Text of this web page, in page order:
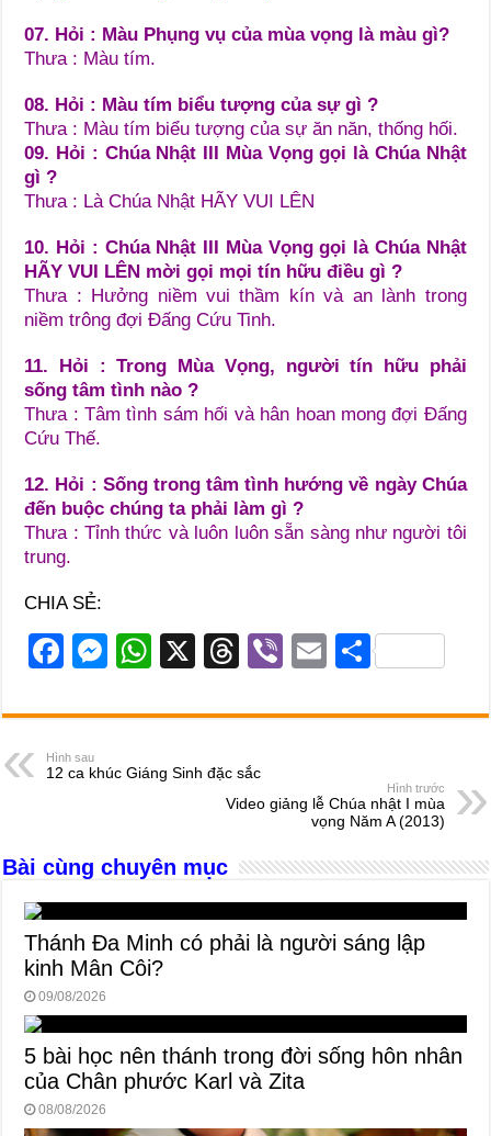
07. Hỏi : Màu Phụng vụ của mùa vọng là màu gì?
Thưa : Màu tím.
08. Hỏi : Màu tím biểu tượng của sự gì ?
Thưa : Màu tím biểu tượng của sự ăn năn, thống hối.
09. Hỏi : Chúa Nhật III Mùa Vọng gọi là Chúa Nhật
gì ?
Thưa : Là Chúa Nhật HÃY VUI LÊN
10. Hỏi : Chúa Nhật III Mùa Vọng gọi là Chúa Nhật
HÃY VUI LÊN mời gọi mọi tín hữu điều gì ?
Thưa : Hưởng niềm vui thầm kín và an lành trong
niềm trông đợi Đấng Cứu Tinh.
11. Hỏi : Trong Mùa Vọng, người tín hữu phải
sống tâm tình nào ?
Thưa : Tâm tình sám hối và hân hoan mong đợi Đấng
Cứu Thế.
12. Hỏi : Sống trong tâm tình hướng về ngày Chúa
đến buộc chúng ta phải làm gì ?
Thưa : Tỉnh thức và luôn luôn sẵn sàng như người tôi
trung.
CHIA SẺ:
F
c
e
b
o
k
M
ss
n
er
W
at
A
p
X
T
e
a
d
Vi
er
E
ail
S
ar
Hình sau
12 ca khúc Giáng Sinh đặc sắc
Hình trước
Video giảng lễ Chúa nhật I mùa
vọng Năm A (2013)
Bài cùng chuyên mục
Thánh Đa Minh có phải là người sáng lập
kinh Mân Côi?
09/08/2026
5 bài học nên thánh trong đời sống hôn nhân
của Chân phước Karl và Zita
08/08/2026